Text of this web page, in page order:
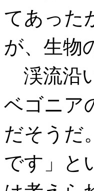
てあった
が、生物
渓流沿
ベゴニア
だそうだ
です」と